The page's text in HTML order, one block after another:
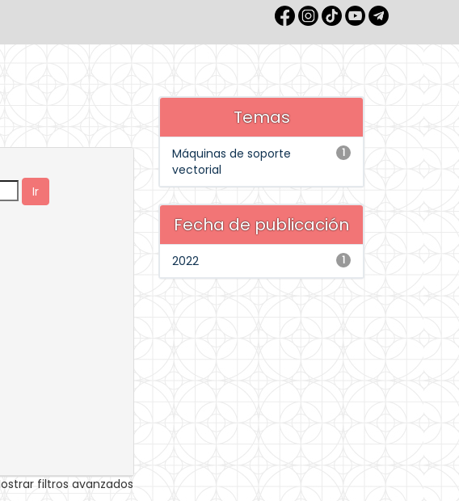
filtros avanzados
Temas
1
Máquinas de soporte
vectorial
Fecha de publicación
1
2022